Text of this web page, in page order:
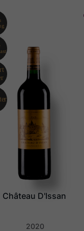
Château D'Issan
2020